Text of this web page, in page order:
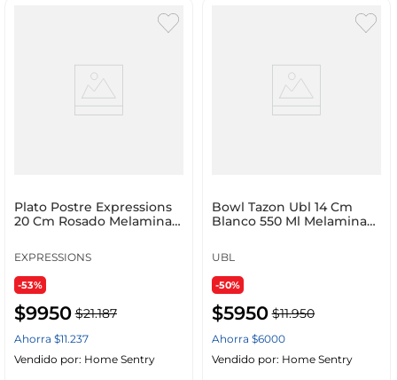
Plato Postre Expressions
20 Cm Rosado Melamina
EXPRESSIONS
-53%
$9950 $21.187
Ahorra $11.237
Vendido por: Home Sentry
Bowl Tazon Ubl 14 Cm
Blanco 550 Ml Melamina
UBL
-50%
$5950 $11.950
Ahorra $6000
Vendido por: Home Sentry